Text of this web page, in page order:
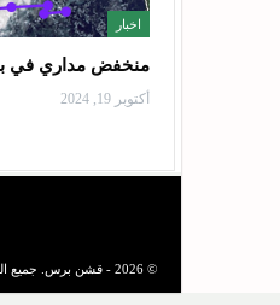
اخبار
منخفض مداري في
أكتوبر 19, 2024
© 2026 - قشن برس. جميع الحقوق محفوظة.